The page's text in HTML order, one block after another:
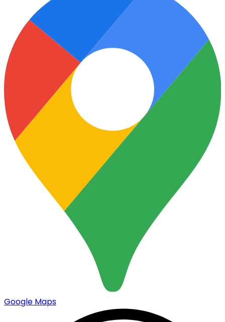
Google Maps